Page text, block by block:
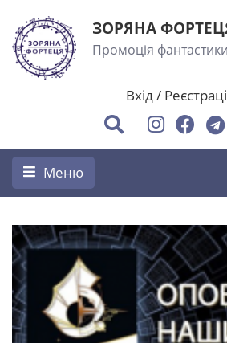
ЗОРЯНА
Промоція
Вхід/
Меню